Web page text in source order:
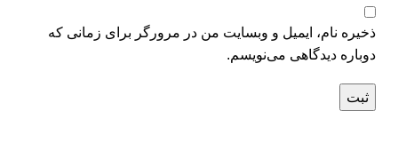
ذخیره نام، ایمیل و وبسایت من در مرورگر برای زمانی که
دوباره دیدگاهی می‌نویسم.